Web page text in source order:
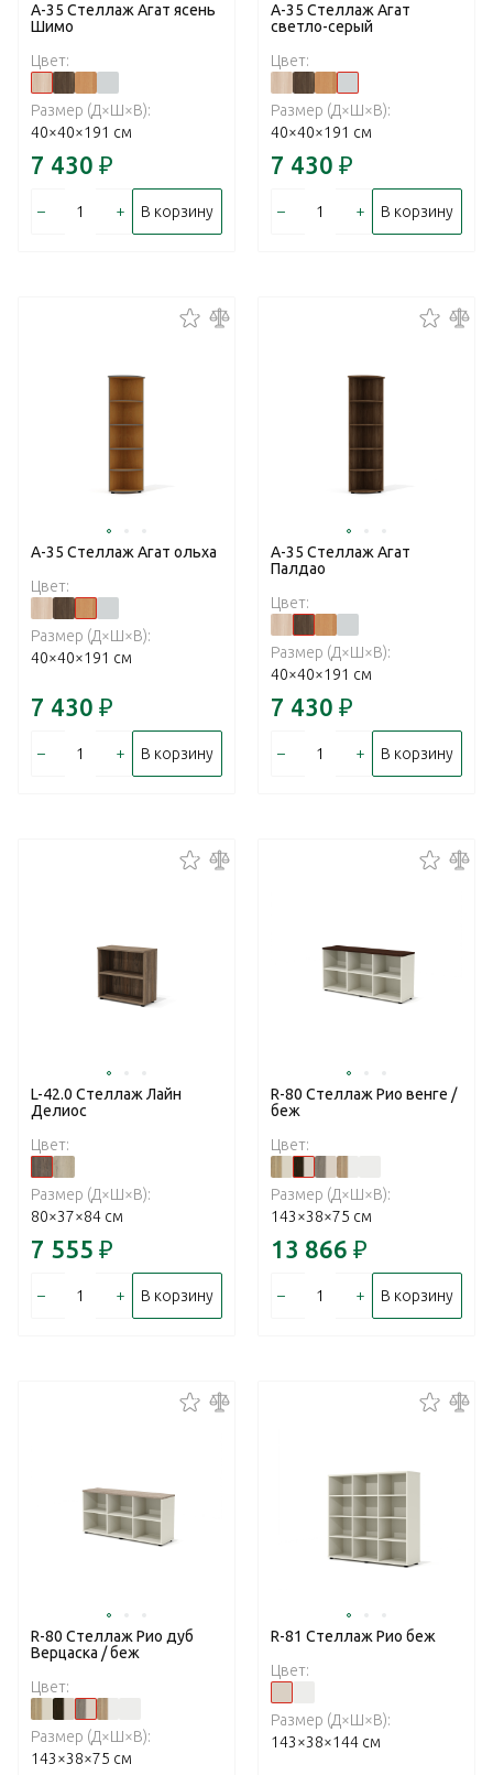
А-35 Стеллаж Агат ясень
Шимо
Цвет:
Размер (Д×Ш×В):
40×40×191 см
7 430 ₽
– + В корзину
А-35 Стеллаж Агат
светло-серый
Цвет:
Размер (Д×Ш×В):
40×40×191 см
7 430 ₽
– + В корзину
А-35 Стеллаж Агат ольха
Цвет:
Размер (Д×Ш×В):
40×40×191 см
7 430 ₽
– + В корзину
А-35 Стеллаж Агат
Палдао
Цвет:
Размер (Д×Ш×В):
40×40×191 см
7 430 ₽
– + В корзину
L-42.0 Стеллаж Лайн
Делиос
Цвет:
Размер (Д×Ш×В):
80×37×84 см
7 555 ₽
– + В корзину
R-80 Стеллаж Рио венге /
беж
Цвет:
Размер (Д×Ш×В):
143×38×75 см
13 866 ₽
– + В корзину
R-80 Стеллаж Рио дуб
Верцаска / беж
Цвет:
Размер (Д×Ш×В):
143×38×75 см
R-81 Стеллаж Рио беж
Цвет:
Размер (Д×Ш×В):
143×38×144 см